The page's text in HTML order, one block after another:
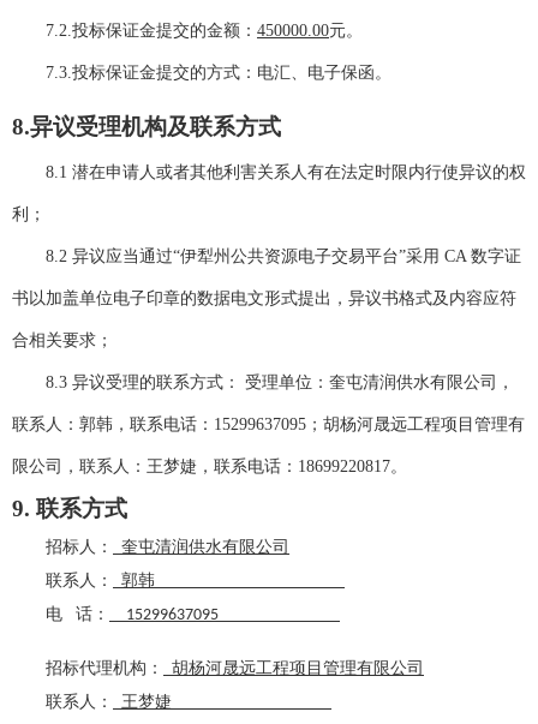
7.2.投标保证金提交的金额： 450000.00元。
7.3.投标保证金提交的方式： 电汇、 电子保函。
8.异议受理机构及联系方式
8.1 潜在申请人或者其他利害关系人有在法定时限内行使异议的权
利；
8.2 异议应当通过“伊犁州公共资源电子交易平台”采用 CA 数字证
书以加盖单位电子印章的数据电文形式提出，异议书格式及内容应符
合相关要求；
8.3 异议受理的联系方式： 受理单位：奎屯清润供水有限公司，
联系人：郭韩，联系电话：15299637095；胡杨河晟远工程项目管理有
限公司，联系人：王梦婕，联系电话：18699220817。
9. 联系方式
招标人：
奎屯清润供水有限公司
联系人：
郭韩
电
话： 15299637095
招标代理机构：
胡杨河晟远工程项目管理有限公司
联系人：
王梦婕